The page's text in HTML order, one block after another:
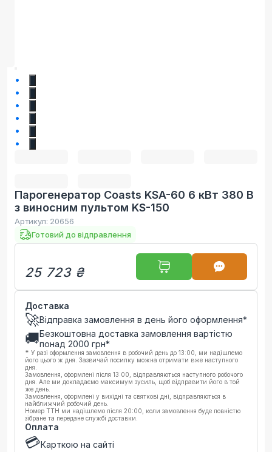
Парогенератор Coasts KSA-60 6 кВт 380 В
з виносним пультом KS-150
Артикул: 20656
Готовий до відправлення
25 723 ₴
Доставка
🚀Відправка замовлення в день його оформлення*
🚚Безкоштовна доставка замовлення вартістю
понад 2000 грн*
* У разі оформлення замовлення в робочий день до 13:00, ми надішлемо
його цього ж дня. Зазвичай посилку можна отримати вже наступного
дня.
Замовлення, оформлені після 13:00, відправляються наступного робочого
дня. Але ми докладаємо максимум зусиль, щоб відправити його в той
же день.
Замовлення, оформлені у вихідні та святкові дні, відправляються в
найближчий робочий день.
Номер ТТН ми надішлемо після 20:00, коли замовлення буде повністю
зібране та передане службі доставки.
Оплата
💳Карткою на сайті